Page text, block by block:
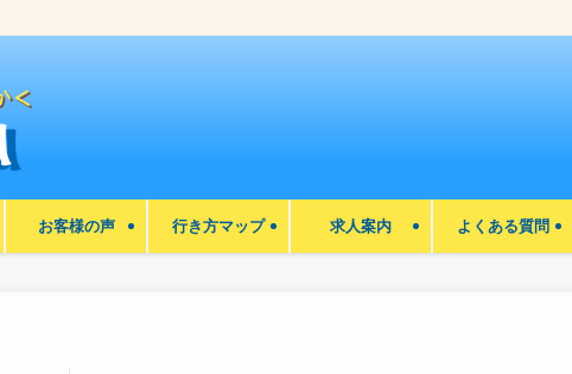
お客様の声 行き方マップ 求人案内 よくある質問